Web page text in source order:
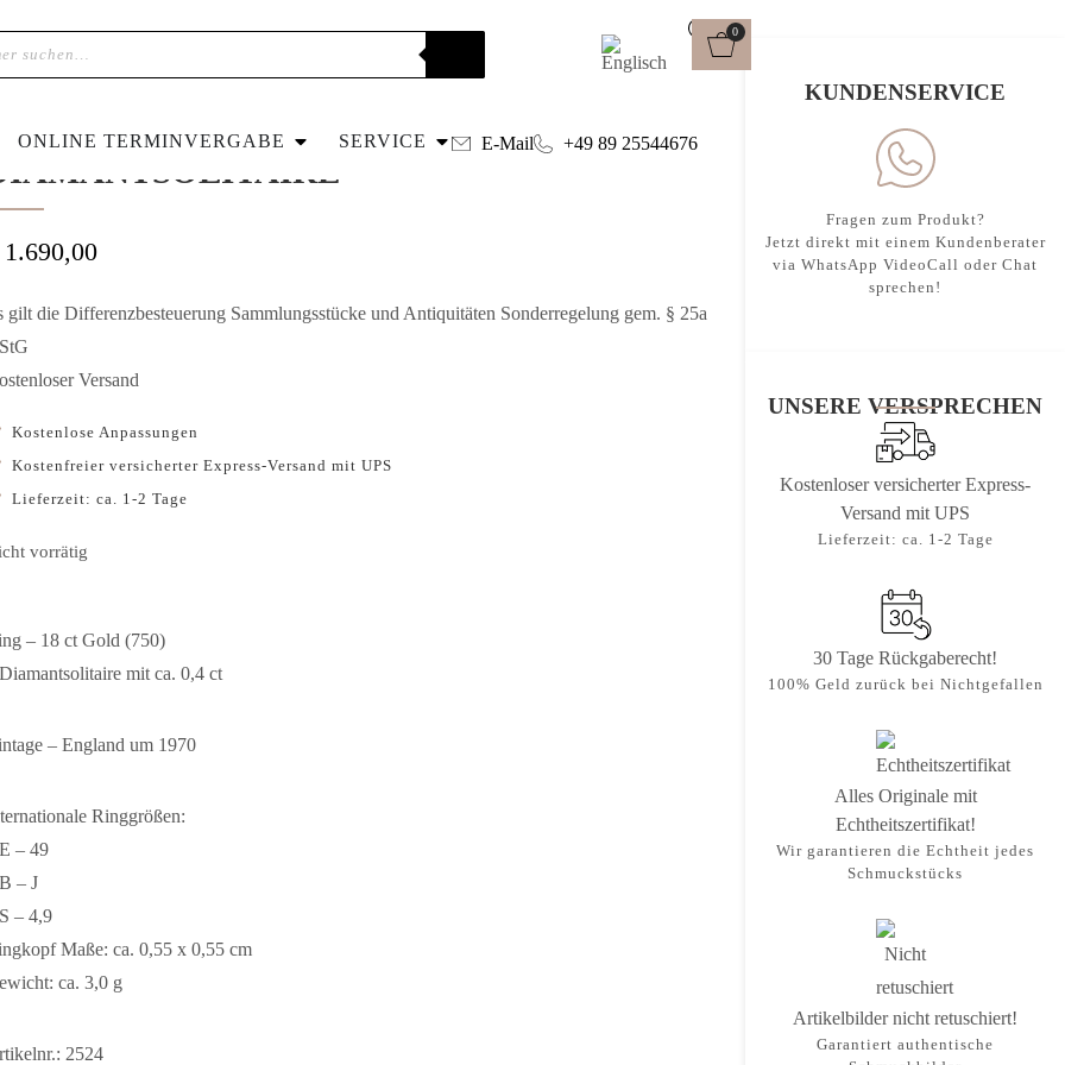
0
ONLINE TERMINVERGABE SERVICE E-Mail +49 89 25544676
»Shop»Um 1970 – Verlobungsring mit Diamantsolitaire
UM 1970 – VERLOBUNGSRING MIT
1.690,00
gilt die Differenzbesteuerung Sammlungsstücke und Antiquitäten Sonderregelung gem. § 25a
Versand
Kostenlose Anpassungen
Kostenfreier versicherter Express-Versand mit UPS
Lieferzeit: ca. 1-2 Tage
vorrätig
– 18 ct Gold (750)
mit ca. 0,4 ct
– England um 1970
Ringgrößen:
– 49
– J
– 4,9
Maße: ca. 0,55 x 0,55 cm
ca. 3,0 g
2524
KUNDENSERVICE
Fragen zum Produkt?
Jetzt direkt mit einem Kundenberater
via WhatsApp VideoCall oder Chat
sprechen!
UNSERE VERSPRECHEN
Kostenloser versicherter Express-
Versand mit UPS
Lieferzeit: ca. 1-2 Tage
30 Tage Rückgaberecht!
100% Geld zurück bei Nichtgefallen
Alles Originale mit
Echtheitszertifikat!
Wir garantieren die Echtheit jedes
Schmuckstücks
Artikelbilder nicht retuschiert!
Garantiert authentische